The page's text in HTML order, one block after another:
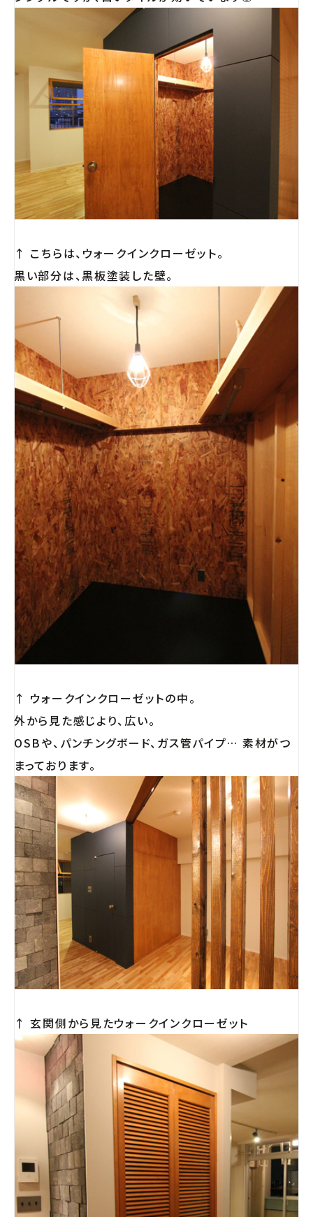
↑ こちらは、ウォークインクローゼット。
黒い部分は、黒板塗装した壁。
↑ ウォークインクローゼットの中。
外から見た感じより、広い。
OSBや、パンチングボード、ガス管パイプ… 素材がつ
まっております。
↑ 玄関側から見たウォークインクローゼット